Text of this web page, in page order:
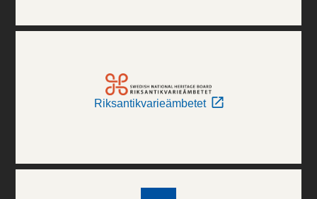
Riksantikvarieämbetet